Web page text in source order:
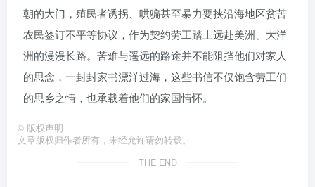
朝的大门，殖民者诱拐、哄骗甚至暴力要挟沿海地区贫苦
农民签订不平等协议，作为契约劳工踏上远赴美洲、大洋
洲的漫漫长路。苦难与遥远的路途并不能阻挡他们对家人
的思念，一封封家书漂洋过海，这些书信不仅饱含劳工们
的思乡之情，也承载着他们的家国情怀。
© 版权声明
文章版权归作者所有，未经允许请勿转载。
THE END